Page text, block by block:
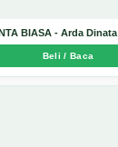
BIASA - Arda Dinata
Beli / Baca